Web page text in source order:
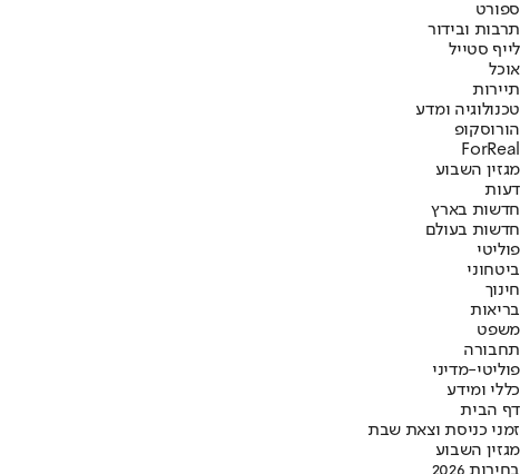
ספורט
תרבות ובידור
לייף סטייל
אוכל
תיירות
טכנולוגיה ומדע
הורוסקופ
ForReal
מגזין השבוע
דעות
חדשות בארץ
חדשות בעולם
פוליטי
ביטחוני
חינוך
בריאות
משפט
תחבורה
פוליטי-מדיני
כללי ומידע
דף הבית
זמני כניסת וצאת שבת
מגזין השבוע